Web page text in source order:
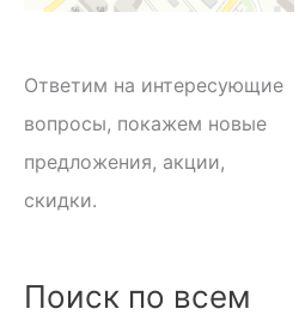
Ответим на интересующие
вопросы, покажем новые
предложения, акции,
скидки.
Поиск по всем